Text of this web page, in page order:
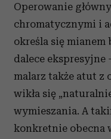
Operowanie
chromatycznymi i
określa się
dalece ekspresyjne
malarz także atut z
wikła się
wymieszania. A
konkretnie obecna